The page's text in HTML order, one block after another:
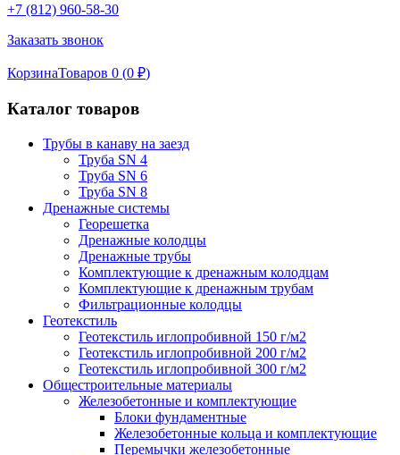
+7 (812) 960-58-30
Заказать звонок
КорзинаТоваров 0 (0 ₽)
Каталог товаров
Трубы в канаву на заезд
Труба SN 4
Труба SN 6
Труба SN 8
Дренажные системы
Георешетка
Дренажные колодцы
Дренажные трубы
Комплектующие к дренажным колодцам
Комплектующие к дренажным трубам
Фильтрационные колодцы
Геотекстиль
Геотекстиль иглопробивной 150 г/м2
Геотекстиль иглопробивной 200 г/м2
Геотекстиль иглопробивной 300 г/м2
Общестроительные материалы
Железобетонные и комплектующие
Блоки фундаментные
Железобетонные кольца и комплектующие
Перемычки железобетонные